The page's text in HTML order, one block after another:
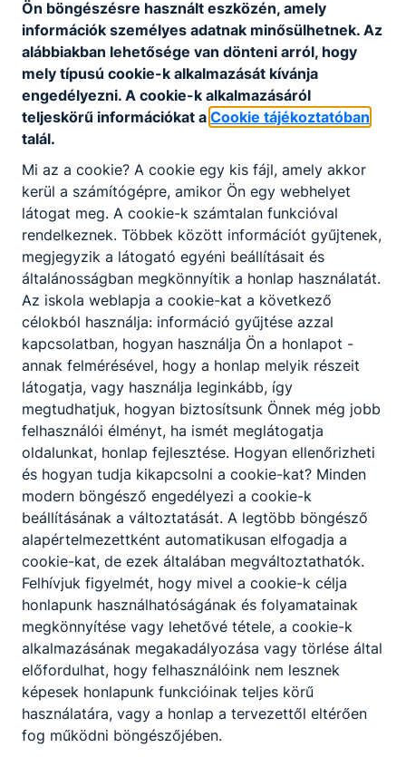
Bonbonok
Biológia-Nulla hulladék
A szénhidrátok
Partnereink
Ön böngészésre használt eszközén, amely
információk személyes adatnak minősülhetnek. Az
alábbiakban lehetősége van dönteni arról, hogy
mely típusú cookie-k alkalmazását kívánja
engedélyezni. A cookie-k alkalmazásáról
teljeskörű információkat a Cookie tájékoztatóban
talál.
Mi az a cookie? A cookie egy kis fájl, amely akkor
kerül a számítógépre, amikor Ön egy webhelyet
látogat meg. A cookie-k számtalan funkcióval
rendelkeznek. Többek között információt gyűjtenek,
megjegyzik a látogató egyéni beállításait és
általánosságban megkönnyítik a honlap használatát.
Az iskola weblapja a cookie-kat a következő
célokból használja: információ gyűjtése azzal
kapcsolatban, hogyan használja Ön a honlapot -
annak felmérésével, hogy a honlap melyik részeit
látogatja, vagy használja leginkább, így
megtudhatjuk, hogyan biztosítsunk Önnek még jobb
felhasználói élményt, ha ismét meglátogatja
oldalunkat, honlap fejlesztése. Hogyan ellenőrizheti
és hogyan tudja kikapcsolni a cookie-kat? Minden
modern böngésző engedélyezi a cookie-k
beállításának a változtatását. A legtöbb böngésző
alapértelmezettként automatikusan elfogadja a
cookie-kat, de ezek általában megváltoztathatók.
Felhívjuk figyelmét, hogy mivel a cookie-k célja
honlapunk használhatóságának és folyamatainak
megkönnyítése vagy lehetővé tétele, a cookie-k
alkalmazásának megakadályozása vagy törlése által
előfordulhat, hogy felhasználóink nem lesznek
képesek honlapunk funkcióinak teljes körű
használatára, vagy a honlap a tervezettől eltérően
fog működni böngészőjében.